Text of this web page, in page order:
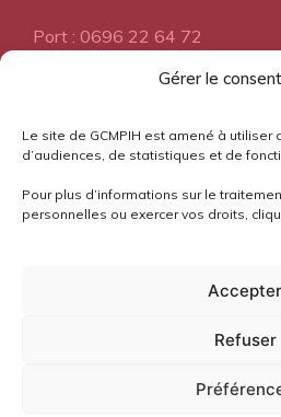
Gérer le
Le site de GCMPIH est amené à
d’audiences, de statistiques et de
Pour plus d’informations sur le
personnelles ou exercer vos droits,
Accepter
Refuser
Port : 0696 22 64 72
A propos
Pourquoi l'Aloès?